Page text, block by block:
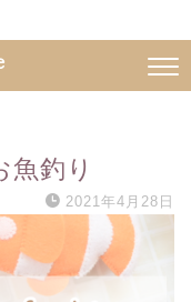
魚釣り
2021年4月28日